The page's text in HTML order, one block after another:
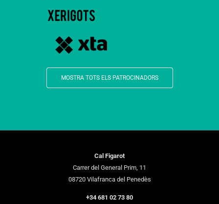
MOSTRA TOTS ELS PATROCINADORS
Cal Figarot
Carrer del General Prim, 11
08720 Vilafranca del Penedès
+34 681 02 73 80